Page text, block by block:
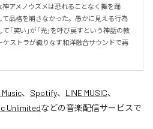
アメノウズメは恐れることなく舞を踊
品格を崩さなかった。愚かに見える行為
「笑い」が「光」を呼び戻すという神話の教
ケストラが織りなす和洋融合サウンドで再
、 Spotify、 LINE MUSIC、
Unlimitedなどの音楽配信サービスで